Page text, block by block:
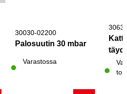
30030-02200
Palosuutin 30 mbar
Varastossa